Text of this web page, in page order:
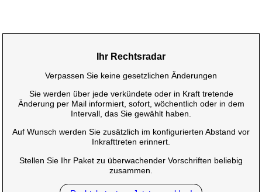
Ihr Rechtsradar
Verpassen Sie keine gesetzlichen Änderungen
Sie werden über jede verkündete oder in Kraft tretende
Änderung per Mail informiert, sofort, wöchentlich oder in dem
Intervall, das Sie gewählt haben.
Auf Wunsch werden Sie zusätzlich im konfigurierten Abstand vor
Inkrafttreten erinnert.
Stellen Sie Ihr Paket zu überwachender Vorschriften beliebig
zusammen.